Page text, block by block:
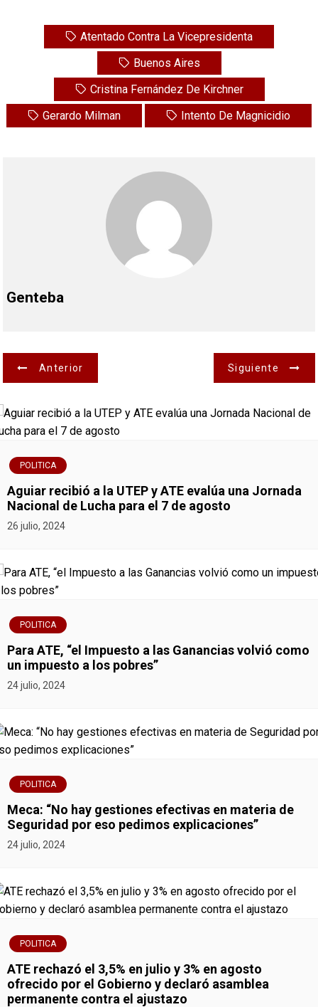
Atentado Contra La Vicepresidenta
Buenos Aires
Cristina Fernández De Kirchner
Gerardo Milman
Intento De Magnicidio
Genteba
N
a
v
e
g
a
i
ó
n
d
e
n
t
r
a
d
a
s
Anterior Siguiente
POLITICA
Aguiar recibió a la UTEP y ATE evalúa una Jornada
Nacional de Lucha para el 7 de agosto
26 julio, 2024
POLITICA
Para ATE, “el Impuesto a las Ganancias volvió como
un impuesto a los pobres”
24 julio, 2024
POLITICA
Meca: “No hay gestiones efectivas en materia de
Seguridad por eso pedimos explicaciones”
24 julio, 2024
POLITICA
ATE rechazó el 3,5% en julio y 3% en agosto
ofrecido por el Gobierno y declaró asamblea
permanente contra el ajustazo